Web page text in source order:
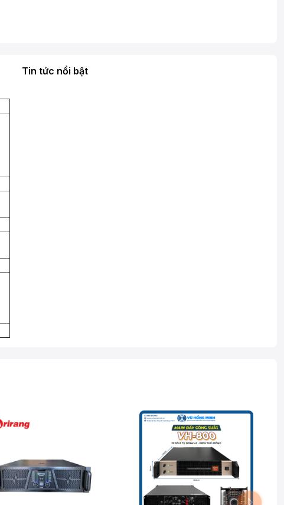
Tin tức nổi bật